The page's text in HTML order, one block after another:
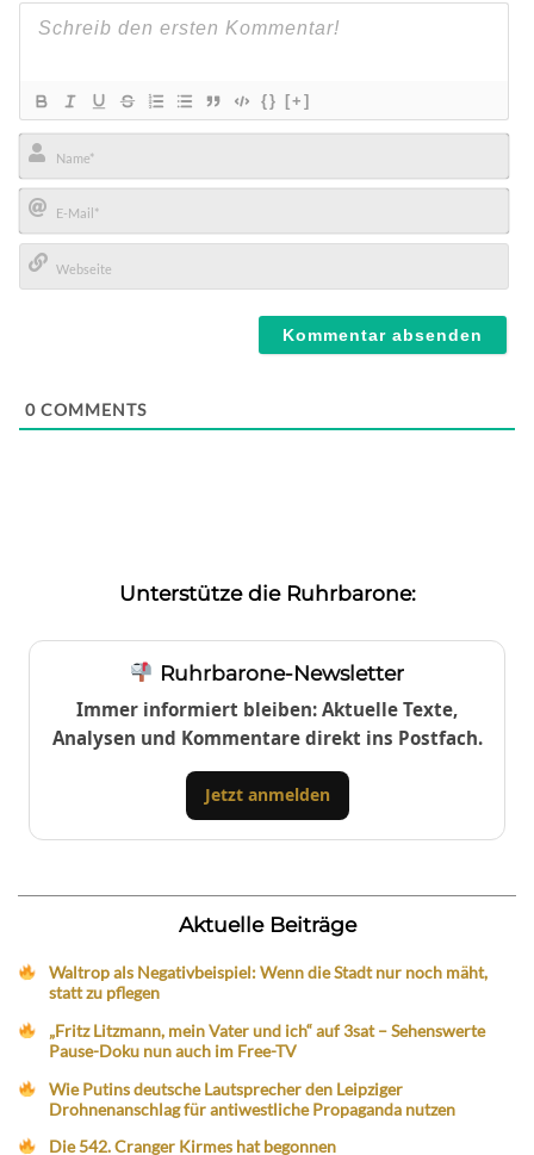
{} [+]
Name*
E-
Mail*
0 COMMENTS
Unterstütze die Ruhrbarone:
Ruhrbarone-Newsletter
Immer informiert bleiben: Aktuelle Texte,
Analysen und Kommentare direkt ins Postfach.
Jetzt anmelden
Aktuelle Beiträge
Waltrop als Negativbeispiel: Wenn die Stadt nur noch mäht,
statt zu pflegen
„Fritz Litzmann, mein Vater und ich“ auf 3sat – Sehenswerte
Pause-Doku nun auch im Free-TV
Wie Putins deutsche Lautsprecher den Leipziger
Drohnenanschlag für antiwestliche Propaganda nutzen
Die 542. Cranger Kirmes hat begonnen